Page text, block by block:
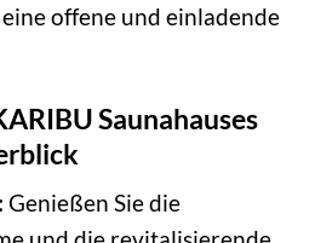
offene und einladende
Saunahauses
Genießen Sie die